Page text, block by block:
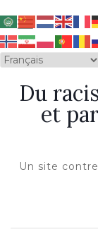
OUVRIR/
Du
et
Un site